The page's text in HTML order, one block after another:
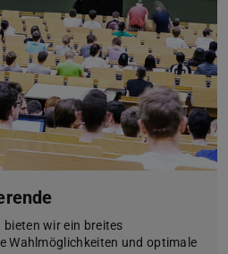
wir ein breites
Wahlmöglichkeiten und optimale